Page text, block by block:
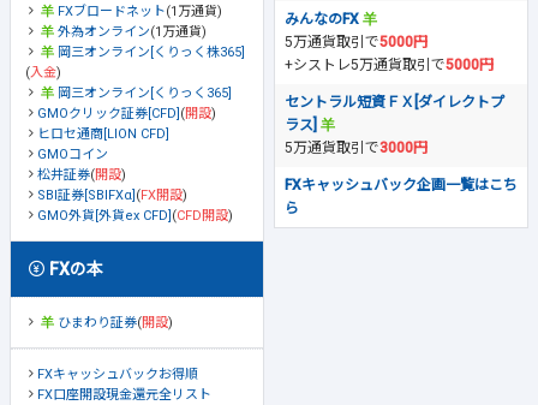
FXブロードネット(1万通貨)
外為オンライン(1万通貨)
岡三オンライン[くりっく株365]
(入金)
岡三オンライン[くりっく365]
GMOクリック証券[CFD] (開設)
ヒロセ通商[LION CFD]
GMOコイン
松井証券(開設)
SBI証券[SBIFXα] (FX開設)
GMO外貨[外貨ex CFD] (CFD開設)
FXの本
ひまわり証券(開設)
FXキャッシュバックお得順
FX口座開設現金還元全リスト
みんなのFX
5万通貨取引で5000円
+シストレ5万通貨取引で5000円
セントラル短資ＦＸ[ダイレクトプ
ラス]
5万通貨取引で3000円
FXキャッシュバック企画一覧はこち
ら